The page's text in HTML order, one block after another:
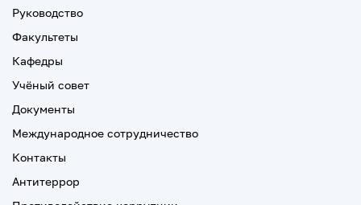
Руководство
Факультеты
Кафедры
Учёный совет
Документы
Международное сотрудничество
Контакты
Антитеррор